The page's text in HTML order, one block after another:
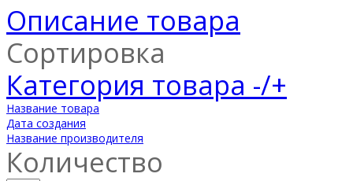
Описание товара
Сортировка
Категория товара -/+
Название товара
Дата создания
Название производителя
Количество